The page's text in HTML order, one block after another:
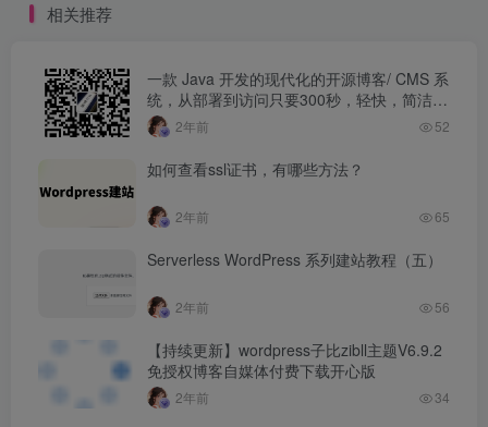
相关推荐
一款 Java 开发的现代化的开源博客/ CMS 系
统，从部署到访问只要300秒，轻快，简洁，
功能强大（带私活）
2年前 52
如何查看ssl证书，有哪些方法？
2年前 65
Serverless WordPress 系列建站教程（五）
2年前 56
【持续更新】wordpress子比zibll主题V6.9.2
免授权博客自媒体付费下载开心版
2年前 34